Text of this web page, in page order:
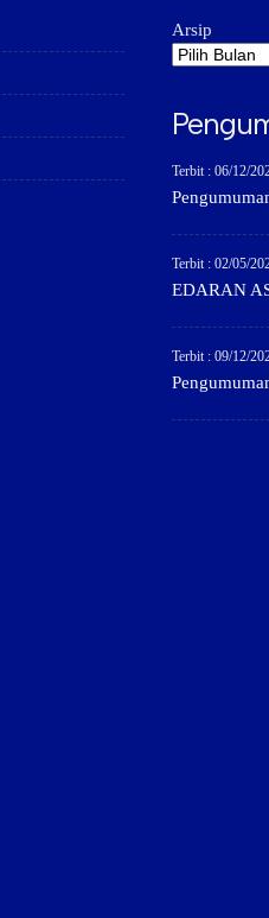
Arsip
Terbit : 06/12/
Terbit : 02/05/
EDARAN
Terbit : 09/12/